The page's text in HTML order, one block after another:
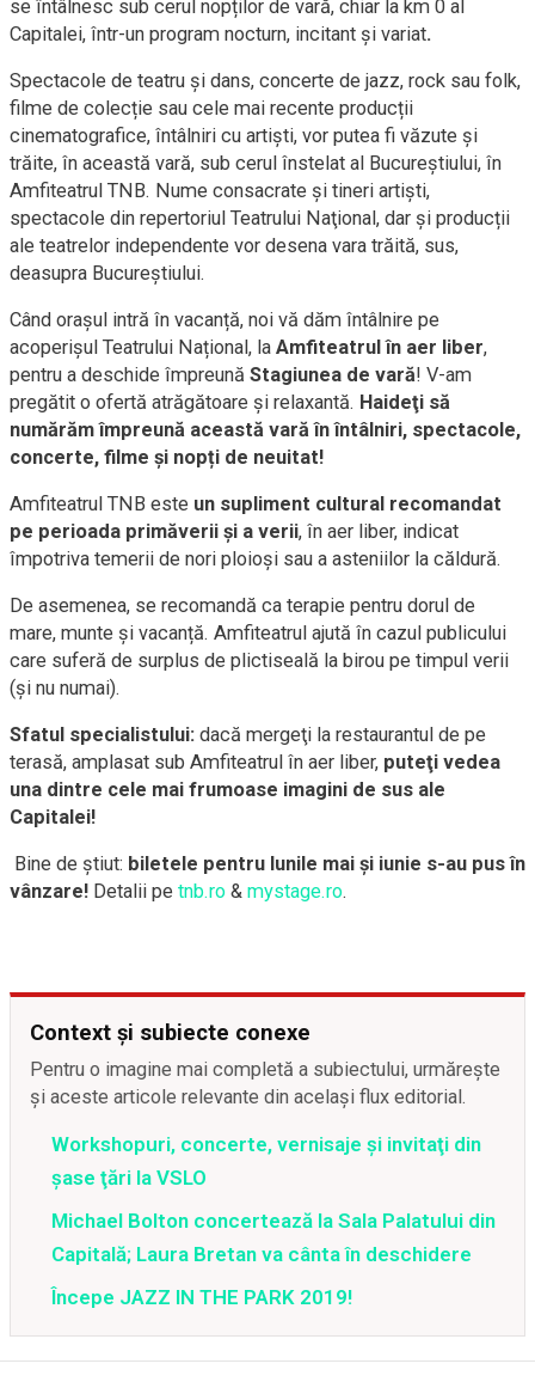
se întâlnesc sub cerul nopților de vară, chiar la km 0 al
Capitalei, într-un program nocturn, incitant și variat.
Spectacole de teatru și dans, concerte de jazz, rock sau folk,
filme de colecție sau cele mai recente producții
cinematografice, întâlniri cu artişti, vor putea fi văzute și
trăite, în această vară, sub cerul înstelat al Bucureștiului, în
Amfiteatrul TNB. Nume consacrate și tineri artiști,
spectacole din repertoriul Teatrului Naţional, dar și producții
ale teatrelor independente vor desena vara trăită, sus,
deasupra Bucureştiului.
Când oraşul intră în vacanță, noi vă dăm întâlnire pe
acoperișul Teatrului Național, la Amfiteatrul în aer liber,
pentru a deschide împreună Stagiunea de vară! V-am
pregătit o ofertă atrăgătoare și relaxantă. Haideţi să
numărăm împreună această vară în întâlniri, spectacole,
concerte, filme și nopți de neuitat!
Amfiteatrul TNB este un supliment cultural recomandat
pe perioada primăverii și a verii, în aer liber, indicat
împotriva temerii de nori ploioși sau a asteniilor la căldură.
De asemenea, se recomandă ca terapie pentru dorul de
mare, munte și vacanță. Amfiteatrul ajută în cazul publicului
care suferă de surplus de plictiseală la birou pe timpul verii
(şi nu numai).
Sfatul specialistului: dacă mergeţi la restaurantul de pe
terasă, amplasat sub Amfiteatrul în aer liber, puteţi vedea
una dintre cele mai frumoase imagini de sus ale
Capitalei!
Bine de știut: biletele pentru lunile mai și iunie s-au pus în
vânzare! Detalii pe tnb.ro & mystage.ro.
Context și subiecte conexe
Pentru o imagine mai completă a subiectului, urmărește
și aceste articole relevante din același flux editorial.
Workshopuri, concerte, vernisaje şi invitaţi din
şase ţări la VSLO
Michael Bolton concertează la Sala Palatului din
Capitală; Laura Bretan va cânta în deschidere
Începe JAZZ IN THE PARK 2019!